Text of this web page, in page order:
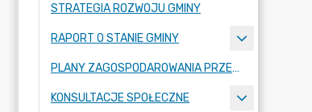
STRATEGIA ROZWOJU GMINY
RAPORT O STANIE GMINY
PLANY ZAGOSPODAROWANIA PRZESTRZENNEGO
KONSULTACJE SPOŁECZNE